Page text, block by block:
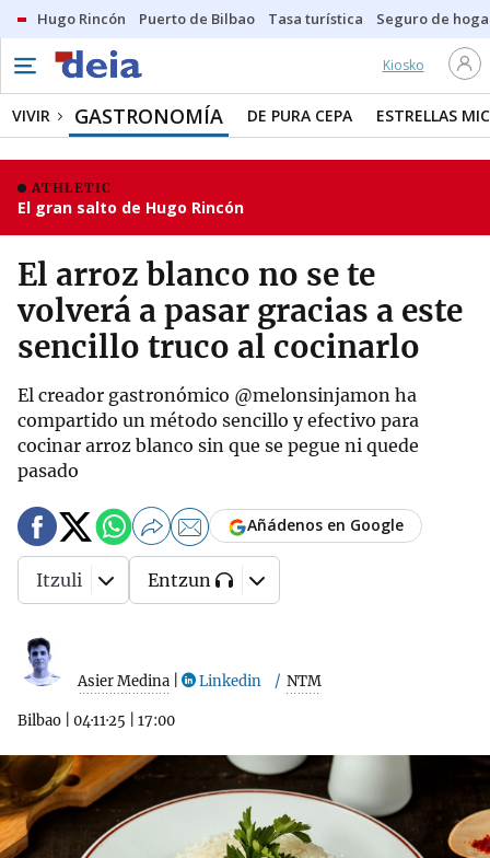
Hugo Rincón Puerto de Bilbao Tasa turística Seguro de
Kiosko
VIVIR GASTRONOMÍA DE PURA CEPA ESTRELLAS
ATHLETIC
El gran salto de Hugo Rincón
El arroz blanco no se te
volverá a pasar gracias a este
sencillo truco al cocinarlo
El creador gastronómico @melonsinjamon ha
compartido un método sencillo y efectivo para
cocinar arroz blanco sin que se pegue ni quede
pasado
Asier Medina Linkedin NTM
Bilbao 04·11·25 17:00
Añádenos en Google
Itzuli Entzun